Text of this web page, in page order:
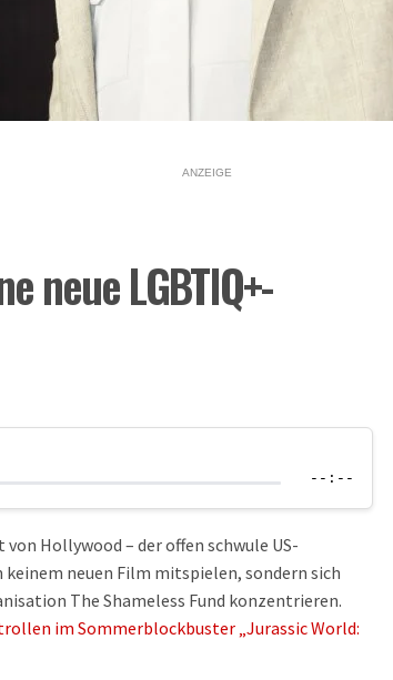
ANZEIGE
neue LGBTIQ+-
--:--
Hollywood – der offen schwule US-
neuen Film mitspielen, sondern sich
The Shameless Fund konzentrieren.
im Sommerblockbuster „Jurassic World: